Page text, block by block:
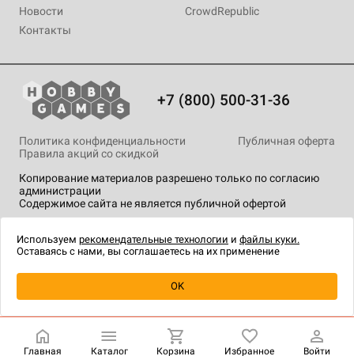
Уведомить о наличии
Новости
Контакты
CrowdRepublic
+7 (800) 500-31-36
Копирование материалов разрешено только по согласию
администрации
Содержимое сайта не является публичной офертой
Политика конфиденциальности
Публичная оферта
Правила акций со скидкой
технологии.
Главная Каталог Корзина Избранное Войти
Используем рекомендательные технологии и файлы куки.
Оставаясь с нами, вы соглашаетесь на их применение
OK